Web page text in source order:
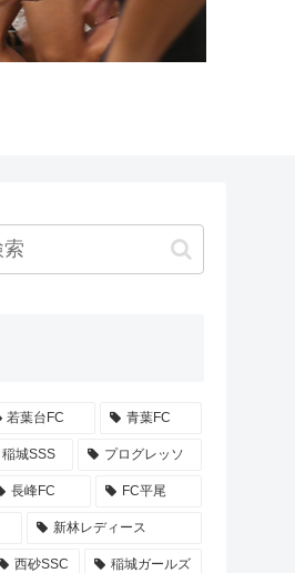
若葉台FC 青葉FC
稲城SSS プログレッソ
長峰FC FC平尾
新林レディース
西砂SSC 稲城ガールズ